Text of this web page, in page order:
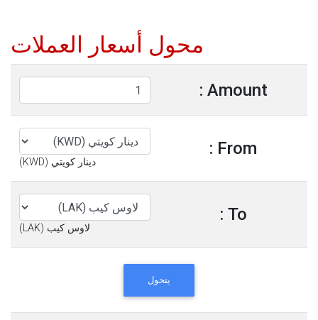
محول أسعار العملات
Amount :
From :
دينار كويتي (KWD)
To :
لاوس كيب (LAK)
يتحول